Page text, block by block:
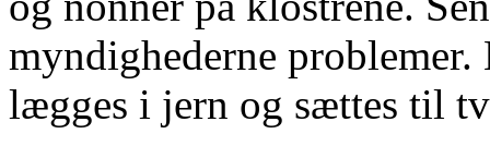
myndighederne
lægges i jern og sættes til